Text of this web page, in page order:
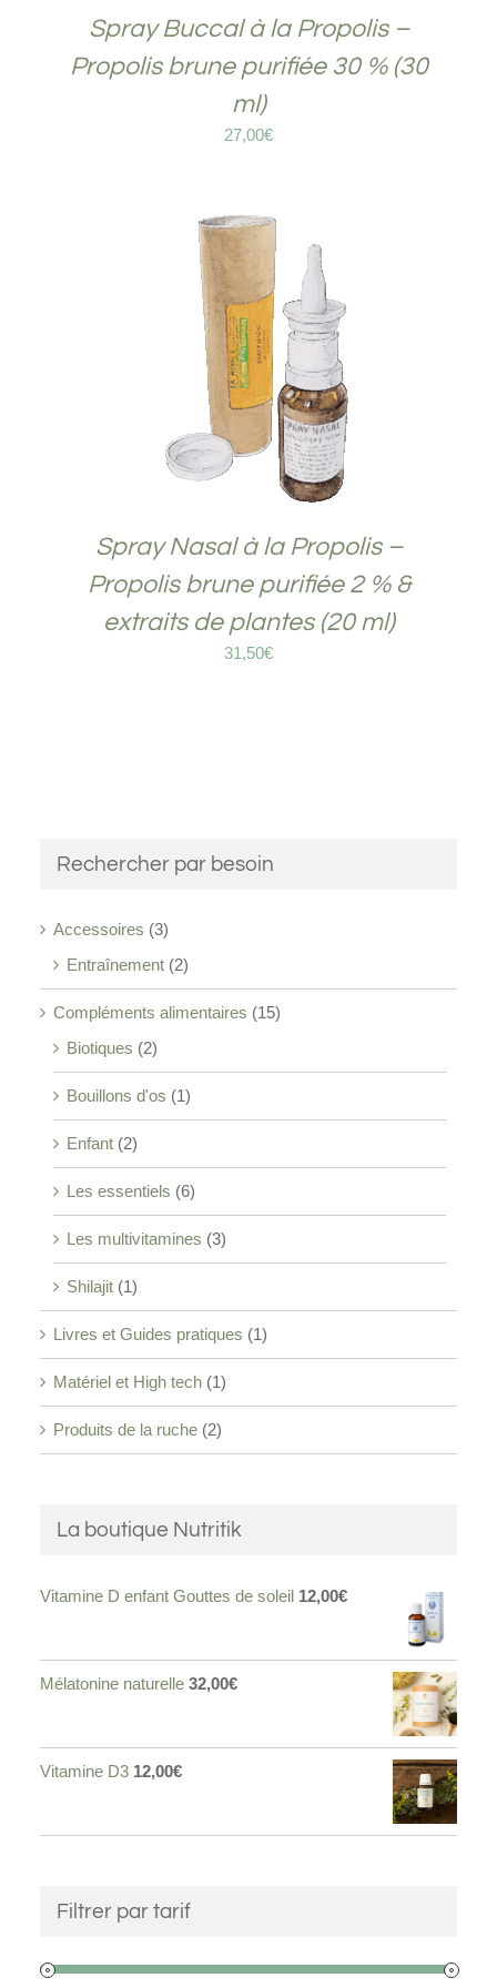
Spray Buccal à la Propolis –
Propolis brune purifiée 30 % (30
ml)
27,00€
COMMANDER SUR LA-ROYALE
/
DÉTAILS
Spray Nasal à la Propolis –
Propolis brune purifiée 2 % &
extraits de plantes (20 ml)
31,50€
Rechercher par besoin
Accessoires (3)
Entraînement (2)
Compléments alimentaires (15)
Biotiques (2)
Bouillons d'os (1)
Enfant (2)
Les essentiels (6)
Les multivitamines (3)
Shilajit (1)
Livres et Guides pratiques (1)
Matériel et High tech (1)
Produits de la ruche (2)
La boutique Nutritik
Vitamine D enfant Gouttes de soleil 12,00€
Mélatonine naturelle 32,00€
Vitamine D3 12,00€
Filtrer par tarif